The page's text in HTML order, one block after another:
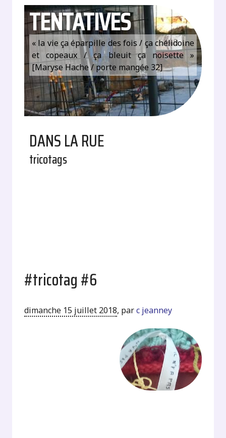
TENTATIVES
« la vie ça éparpille des fois / ça chélidoine
et copeaux / ça bleuit ça noisette »
[Maryse Hache / porte mangée 32]
DANS LA RUE
tricotags
#tricotag #6
dimanche 15 juillet 2018, parc jeanney